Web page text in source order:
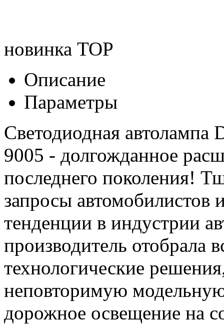
новинка TOP
Описание
Параметры
Светодиодная
9005 - долгожданное
последнего поколения!
запросы автомобилистов
тенденции в индустрии
производитель отобрала
технологические
неповторимую
дорожное освещение на